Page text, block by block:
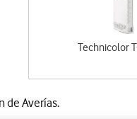
Technicolor
de Averías.